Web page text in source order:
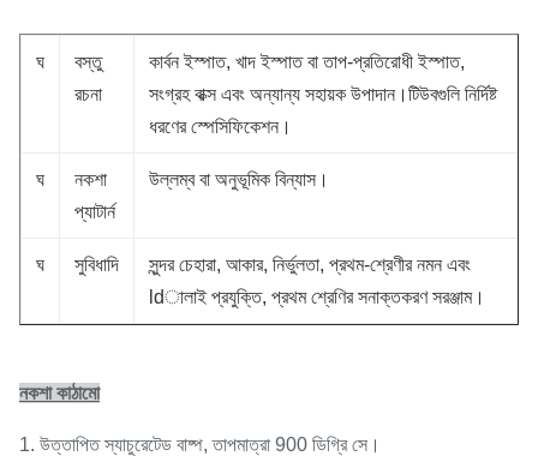
ঘ
বস্তু
রচনা
কার্বন ইস্পাত, খাদ ইস্পাত বা তাপ-প্রতিরোধী ইস্পাত,
সংগ্রহ বাক্স এবং অন্যান্য সহায়ক উপাদান।টিউবগুলি নির্দিষ্ট
ধরণের স্পেসিফিকেশন।
ঘ
নকশা
প্যাটার্ন
উল্লম্ব বা অনুভূমিক বিন্যাস।
ঘ সুবিধাদি
সুন্দর চেহারা, আকার, নির্ভুলতা, প্রথম-শ্রেণীর নমন এবং
ldালাই প্রযুক্তি, প্রথম শ্রেণির সনাক্তকরণ সরঞ্জাম।
নকশা কাঠামো
1. উত্তাপিত স্যাচুরেটেড বাষ্প, তাপমাত্রা 900 ডিগ্রি সে।